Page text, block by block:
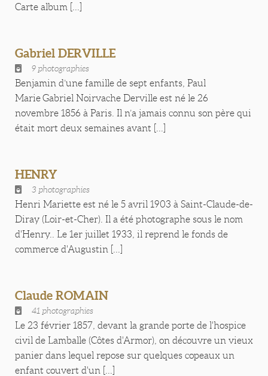
Carte album [...]
Gabriel DERVILLE
9 photographies
Benjamin d’une famille de sept enfants, Paul
Marie Gabriel Noirvache Derville est né le 26
novembre 1856 à Paris. Il n’a jamais connu son père qui
était mort deux semaines avant [...]
HENRY
3 photographies
Henri Mariette est né le 5 avril 1903 à Saint-Claude-de-
Diray (Loir-et-Cher). Il a été photographe sous le nom
d'Henry.. Le 1er juillet 1933, il reprend le fonds de
commerce d'Augustin [...]
Claude ROMAIN
41 photographies
Le 23 février 1857, devant la grande porte de l'hospice
civil de Lamballe (Côtes d'Armor), on découvre un vieux
panier dans lequel repose sur quelques copeaux un
enfant couvert d'un [...]